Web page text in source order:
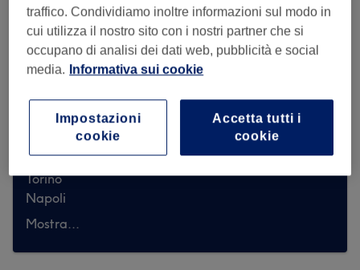
Cerca su Treatwell
Scopri i nostri saloni top
Milano
Torino
Napoli
Mostra...
traffico. Condividiamo inoltre informazioni sul modo in
cui utilizza il nostro sito con i nostri partner che si
occupano di analisi dei dati web, pubblicità e social
media. Informativa sui cookie
Accetta tutti i
cookie
Impostazioni
cookie